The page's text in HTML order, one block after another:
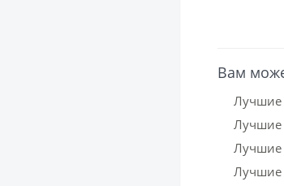
Вам
Лучшие
Лучшие
Лучшие
Лучшие